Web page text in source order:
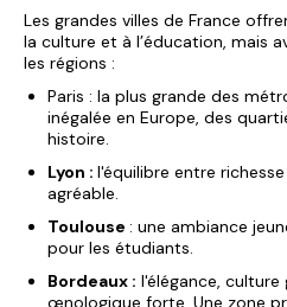
Les grandes villes de France
la culture et à l’éducation, mais
les régions :
Paris : la plus grande des
inégalée en Europe, des
histoire.
Lyon : l'équilibre entre
agréable.
Toulouse : une ambiance
pour les étudiants.
Bordeaux : l'élégance,
œnologique forte. Une zone